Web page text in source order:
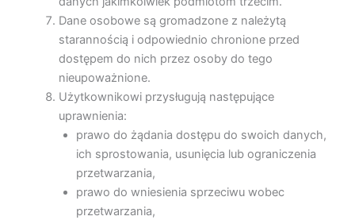
Dane osobowe są gromadzone z należytą
starannością i odpowiednio chronione przed
dostępem do nich przez osoby do tego
nieupoważnione.
Użytkownikowi przysługują następujące
uprawnienia:
prawo do żądania dostępu do swoich danych,
ich sprostowania, usunięcia lub ograniczenia
przetwarzania,
prawo do wniesienia sprzeciwu wobec
przetwarzania,